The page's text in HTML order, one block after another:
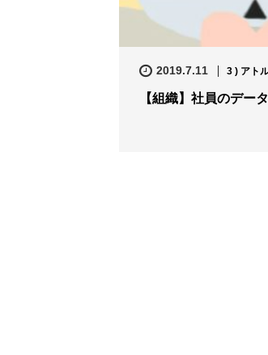
2019.7.11 3 ) アト
【組織】社員のデー